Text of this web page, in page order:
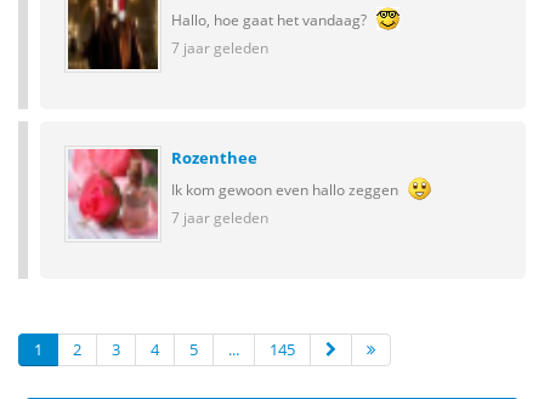
Hallo, hoe gaat het vandaag?
7 jaar geleden
Rozenthee
Ik kom gewoon even hallo zeggen
7 jaar geleden
1 2 3 4 5 ... 145